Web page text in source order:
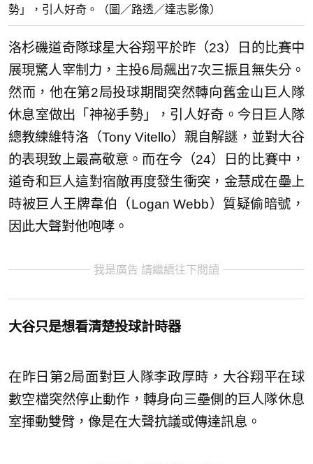
勢」，引人好奇。（圖／路透／達志影像）
洛杉磯道奇隊球星大谷翔平於昨（23）日的比賽中
展現驚人宰制力，主投6局飆出7次三振且無失分。
然而，他在第2局投球期間突然轉向舊金山巨人隊
休息室做出「神祕手勢」，引人好奇。今日巨人隊
總教練維特洛（Tony Vitello）親自解謎，並對大谷
的表現致上最高敬意。而在今（24）日的比賽中，
道奇和巨人這對宿敵再度發生衝突，金慧成在壘上
時被巨人王牌韋伯（Logan Webb）質疑偷暗號，
因此大聲對他咆哮。
我是廣告 請繼續往下閱讀
大谷只是想看清楚投球計時器
在昨日第2局面對巨人隊李政厚時，大谷翔平在球
數空檔突然停止動作，轉身向三壘側的巨人隊休息
室揮動雙臂，像是在大聲抗議或傳達訊息。